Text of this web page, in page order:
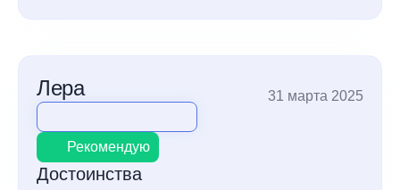
Лера 31 марта 2025
Рекомендую
Достоинства